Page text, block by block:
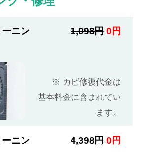
ニン
1,098円 0円
※ カビ修復代金は
基本料金に含まれてい
ます。
ーニン
4,398円 0円